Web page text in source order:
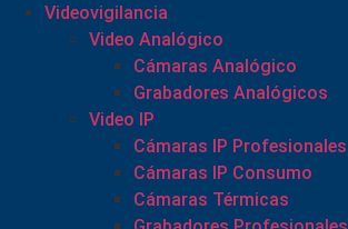
Videovigilancia
Video Analógico
Cámaras Analógico
Grabadores Analógicos
Video IP
Cámaras IP Profesionales
Cámaras IP Consumo
Cámaras Térmicas